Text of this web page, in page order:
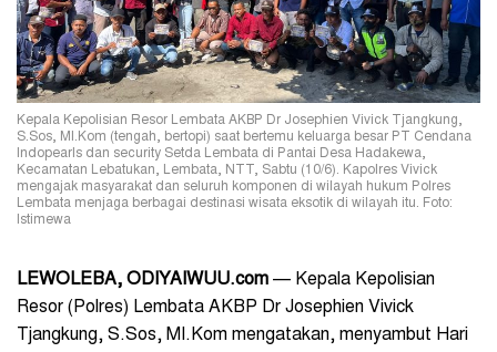
Kepala Kepolisian Resor Lembata AKBP Dr Josephien Vivick Tjangkung,
S.Sos, MI.Kom (tengah, bertopi) saat bertemu keluarga besar PT Cendana
Indopearls dan security Setda Lembata di Pantai Desa Hadakewa,
Kecamatan Lebatukan, Lembata, NTT, Sabtu (10/6). Kapolres Vivick
mengajak masyarakat dan seluruh komponen di wilayah hukum Polres
Lembata menjaga berbagai destinasi wisata eksotik di wilayah itu. Foto:
Istimewa
LEWOLEBA, ODIYAIWUU.com — Kepala Kepolisian
Resor (Polres) Lembata AKBP Dr Josephien Vivick
Tjangkung, S.Sos, MI.Kom mengatakan, menyambut Hari